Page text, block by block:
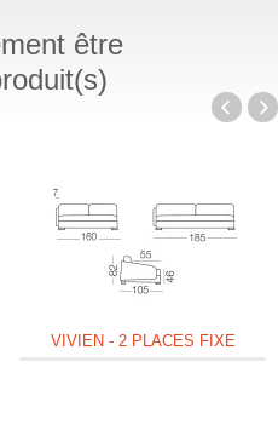
être
VIVIEN - 2 PLACES FIXE